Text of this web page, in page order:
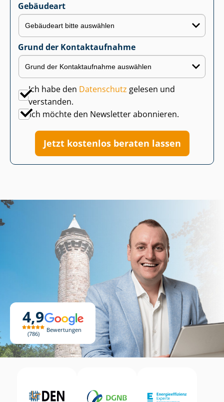
4,9
786
Bewertungen
Gebäudeart
Grund der Kontaktaufnahme
Ich habe den Datenschutz gelesen und
verstanden.
Ich möchte den Newsletter abonnieren.
Jetzt kostenlos beraten lassen